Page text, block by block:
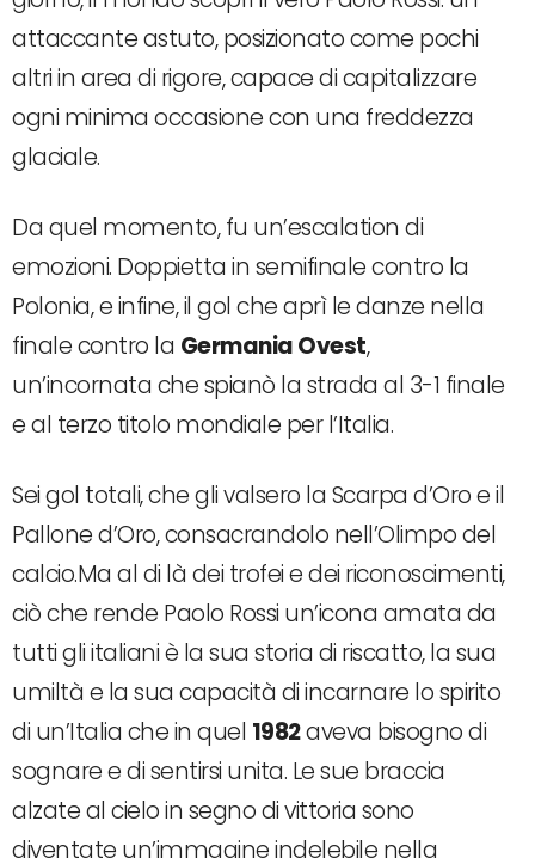
attaccante astuto, posizionato come pochi
altri in area di rigore, capace di capitalizzare
ogni minima occasione con una freddezza
glaciale.
Da quel momento, fu un’escalation di
emozioni. Doppietta in semifinale contro la
Polonia, e infine, il gol che aprì le danze nella
finale contro la Germania Ovest,
un’incornata che spianò la strada al 3-1 finale
e al terzo titolo mondiale per l’Italia.
Sei gol totali, che gli valsero la Scarpa d’Oro e il
Pallone d’Oro, consacrandolo nell’Olimpo del
calcio.Ma al di là dei trofei e dei riconoscimenti,
ciò che rende Paolo Rossi un’icona amata da
tutti gli italiani è la sua storia di riscatto, la sua
umiltà e la sua capacità di incarnare lo spirito
di un’Italia che in quel 1982aveva bisogno di
sognare e di sentirsi unita. Le sue braccia
alzate al cielo in segno di vittoria sono
diventate un’immagine indelebile nella